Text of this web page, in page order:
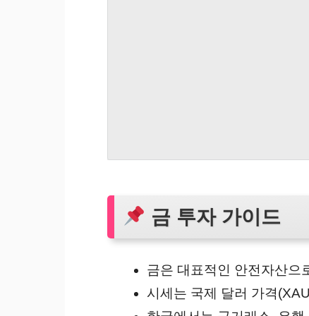
금 투자 가이드
금은 대표적인 안전자산으
시세는 국제 달러 가격